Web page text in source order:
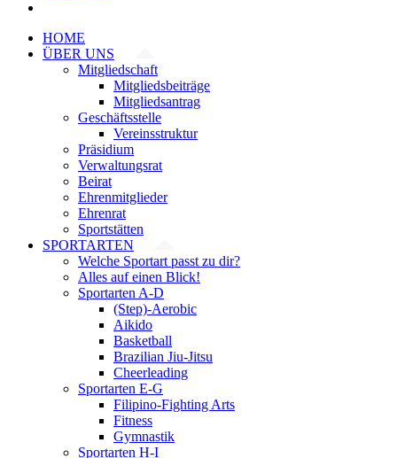
HOME
ÜBER UNS
Mitgliedschaft
Mitgliedsbeiträge
Mitgliedsantrag
Geschäftsstelle
Vereinsstruktur
Präsidium
Verwaltungsrat
Beirat
Ehrenmitglieder
Ehrenrat
Sportstätten
SPORTARTEN
Welche Sportart passt zu dir?
Alles auf einen Blick!
Sportarten A-D
(Step)-Aerobic
Aikido
Basketball
Brazilian Jiu-Jitsu
Cheerleading
Sportarten E-G
Filipino-Fighting Arts
Fitness
Gymnastik
Sportarten H-I